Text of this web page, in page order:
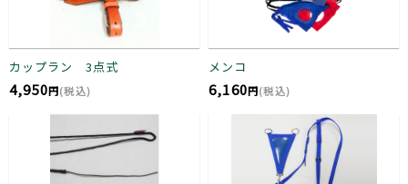
カップラン 3点式
4,950円(税込)
メンコ
6,160円(税込)